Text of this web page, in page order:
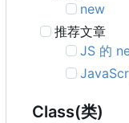
new
推荐文章
JS 的
Class(类)